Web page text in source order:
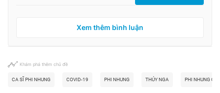
Xem thêm bình luận
Khám phá thêm chủ đề
CA SĨ PHI NHUNG COVID-19 PHI NHUNG THÚY NGA PHI NHUNG